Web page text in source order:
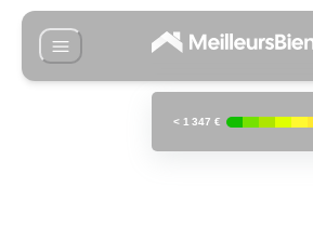
< 1 347 €